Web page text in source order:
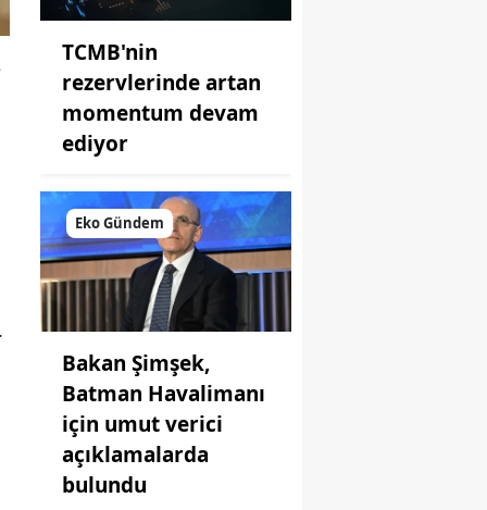
TCMB'nin
rezervlerinde artan
momentum devam
ediyor
Eko Gündem
Bakan Şimşek,
Batman Havalimanı
için umut verici
açıklamalarda
bulundu